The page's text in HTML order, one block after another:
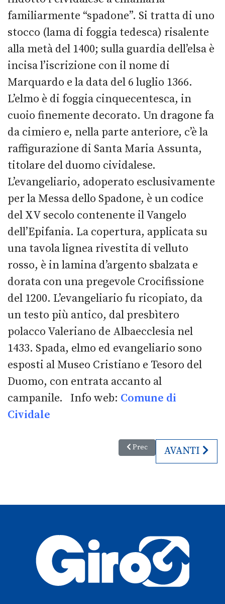
familiarmente “spadone”. Si tratta di uno
stocco (lama di foggia tedesca) risalente
alla metà del 1400; sulla guardia dell’elsa è
incisa l’iscrizione con il nome di
Marquardo e la data del 6 luglio 1366.
L’elmo è di foggia cinquecentesca, in
cuoio finemente decorato. Un dragone fa
da cimiero e, nella parte anteriore, c’è la
raffigurazione di Santa Maria Assunta,
titolare del duomo cividalese.
L’evangeliario, adoperato esclusivamente
per la Messa dello Spadone, è un codice
del XV secolo contenente il Vangelo
dell’Epifania. La copertura, applicata su
una tavola lignea rivestita di velluto
rosso, è in lamina d’argento sbalzata e
dorata con una pregevole Crocifissione
del 1200. L’evangeliario fu ricopiato, da
un testo più antico, dal presbìtero
polacco Valeriano de Albaecclesia nel
1433. Spada, elmo ed evangeliario sono
esposti al Museo Cristiano e Tesoro del
Duomo, con entrata accanto al
campanile. Info web: Comune di
Cividale
Articolo precedente: Epifania
Prec ARTICOLO
AVANTI